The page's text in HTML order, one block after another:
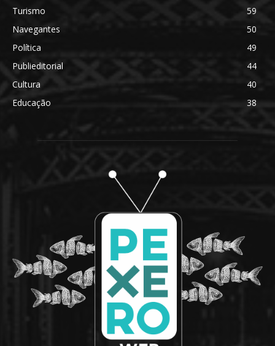
Turismo
59
Navegantes
50
Política
49
Publieditorial
44
Cultura
40
Educação
38